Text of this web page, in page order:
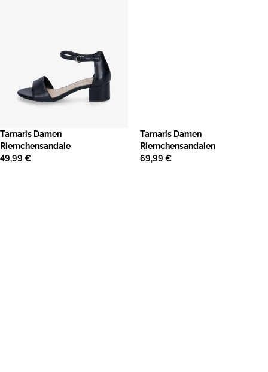
​Tamaris Damen
Riemchensandale
49,99 €
Tamaris Damen
Riemchensandalen
69,99 €